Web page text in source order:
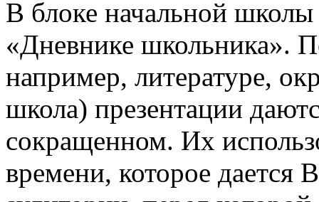
В блоке начальной
«Дневнике школьника».
например, литературе,
школа) презентации
сокращенном. Их
времени, которое дается